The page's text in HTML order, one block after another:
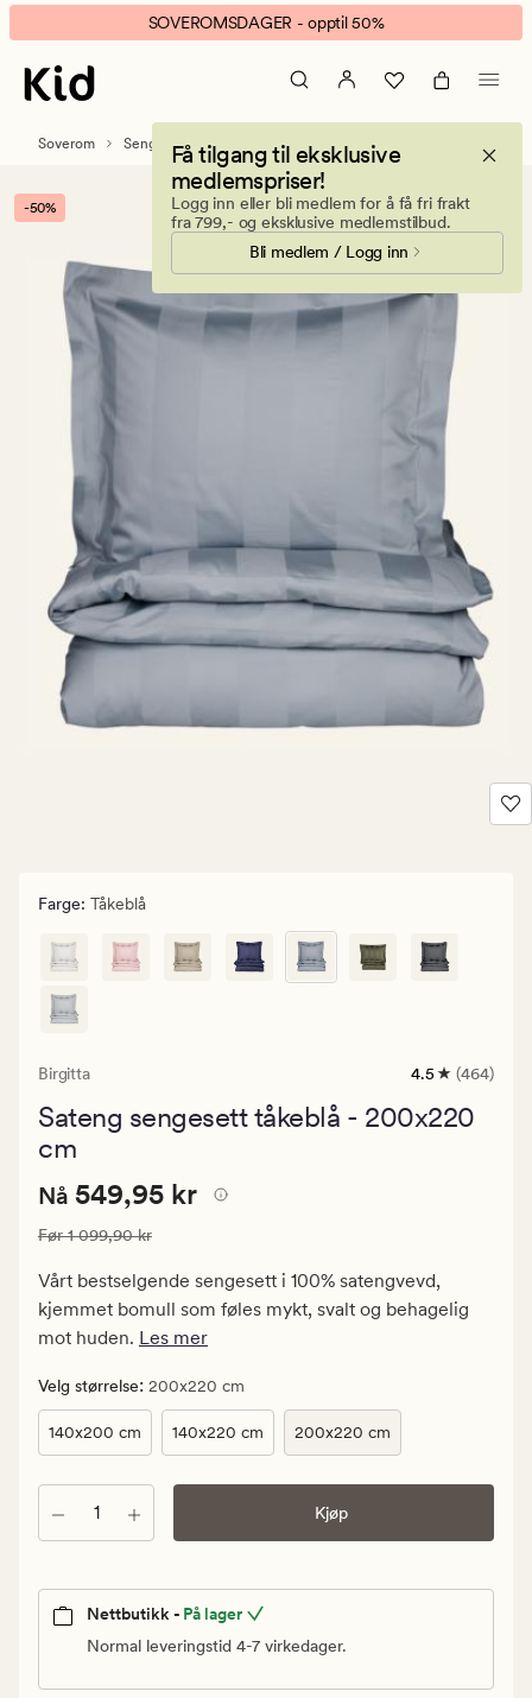
Birgitta
sateng
sengesett
tåkeblå
banner.
Klikk
ESCAPE
pause.
SOVEROMSDAGER - opptil 50%
Få tilgang til eksklusive
medlemspriser!
Logg inn eller bli medlem for å få fri frakt
fra 799,- og eksklusive medlemstilbud.
Bli medlem / Logg inn
Soverom Sengetøy Sateng sengesett
-50%
Farge: Tåkeblå
Birgitta
464
med
4.5 (464)
Sateng sengesett tåkeblå - 200x220
cm
Nåværende
549,95
kr.
Vanlig
pris
099,90
kr
Nåværende pris
Nå 549,95 kr
Vanlig pris 1 099,90 kr
Før1 099,90 kr
Vårt bestselgende sengesett i 100% satengvevd,
kjemmet bomull som føles mykt, svalt og behagelig
mot huden. Les mer
Velg størrelse: 200x220 cm
140x200 cm 140x220 cm 200x220 cm
Antall Kjøp
Nettbutikk - På lager
Normal leveringstid 4-7 virkedager.